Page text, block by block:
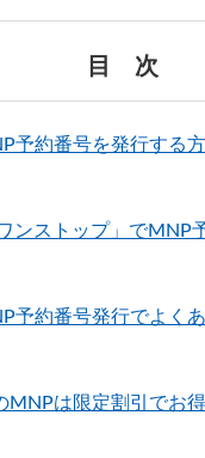
目 次
予約番号を発行する
ンストップ」でMNP
予約番号発行でよく
MNPは限定割引でお